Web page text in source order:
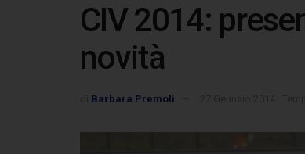
CIV 2014:
novità
Barbara Premoli